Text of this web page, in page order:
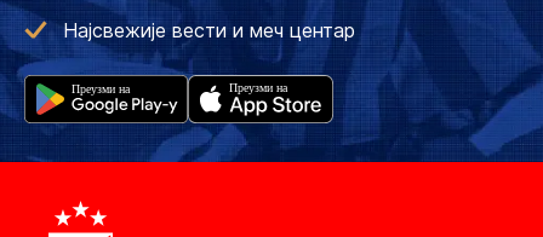
Најсвежије вести и меч центар